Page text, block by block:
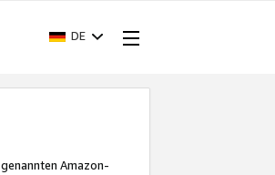
DE
genannten Amazon-